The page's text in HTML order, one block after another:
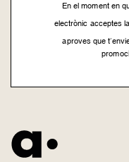
En el moment en
electrònic acceptes
aproves que
left